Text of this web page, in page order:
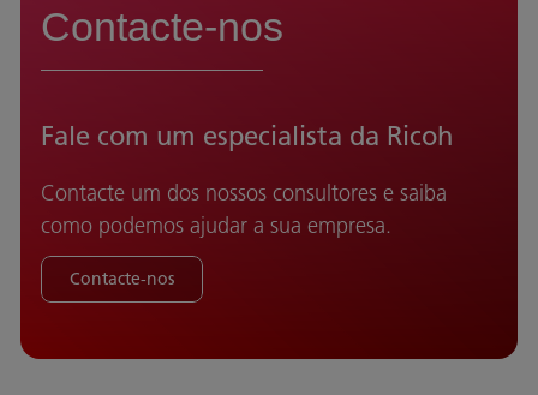
Contacte-nos
Fale com um especialista da Ricoh
Contacte um dos nossos consultores e saiba
como podemos ajudar a sua empresa.
Contacte-nos